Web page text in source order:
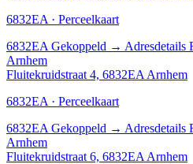
6832EA · Perceelkaart
6832EA Gekoppeld → Adresdetails
Arnhem
Fluitekruidstraat 4, 6832EA Arnhem
6832EA · Perceelkaart
6832EA Gekoppeld → Adresdetails
Arnhem
Fluitekruidstraat 6, 6832EA Arnhem